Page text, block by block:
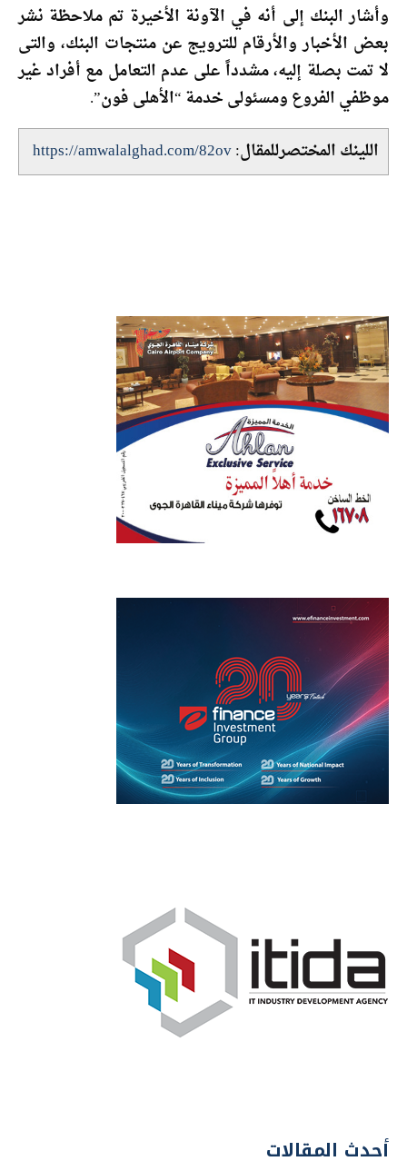
وأشار البنك إلى أنه في الآونة الأخيرة تم ملاحظة نشر
بعض الأخبار والأرقام للترويج عن منتجات البنك، والتى
لا تمت بصلة إليه، مشدداً على عدم التعامل مع أفراد غير
موظفي الفروع ومسئولى خدمة “الأهلى فون”.
اللينك المختصرللمقال:https://amwalalghad.com/82ov
أحدث المقالات